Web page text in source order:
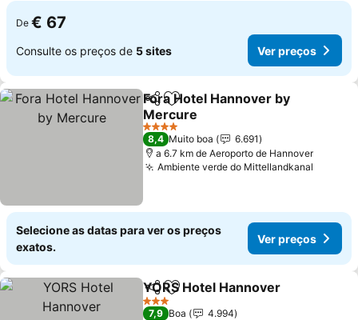
De € 67
Consulte os preços de 5 sites Ver preços
PartilharAdicionar aos favoritos
Fora Hotel Hannover by
Mercure
4 Estrelas
8,4 Muito boa
6.691
a 6.7 km de Aeroporto de Hannover
Ambiente verde do Mittellandkanal
Selecione as datas para ver os preços
exatos.
Ver preços
PartilharAdicionar aos favoritos
YORS Hotel Hannover
3 Estrelas
7,9 Boa
4.994